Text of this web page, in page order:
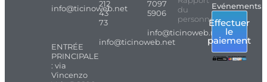
info@ticinoweb.net
ENTRÉE
PRINCIPALE
: via
Vincenzo
212
43
73
info@ticinoweb.net
7097
5906
info@ticinoweb.net
du
personnel
Evénements
Effectuer
le
paiement